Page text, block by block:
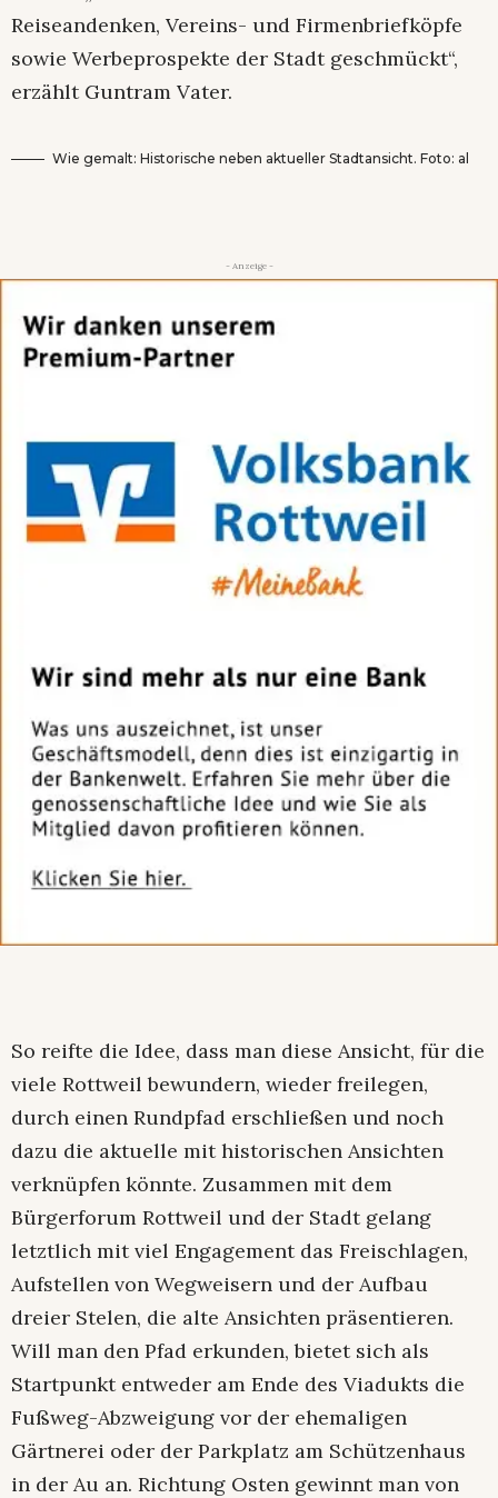
Reiseandenken, Vereins- und Firmenbriefköpfe
sowie Werbeprospekte der Stadt geschmückt“,
erzählt Guntram Vater.
Wie gemalt: Historische neben aktueller Stadtansicht. Foto: al
- Anzeige -
So reifte die Idee, dass man diese Ansicht, für die
viele Rottweil bewundern, wieder freilegen,
durch einen Rundpfad erschließen und noch
dazu die aktuelle mit historischen Ansichten
verknüpfen könnte. Zusammen mit dem
Bürgerforum Rottweil und der Stadt gelang
letztlich mit viel Engagement das Freischlagen,
Aufstellen von Wegweisern und der Aufbau
dreier Stelen, die alte Ansichten präsentieren.
Will man den Pfad erkunden, bietet sich als
Startpunkt entweder am Ende des Viadukts die
Fußweg-Abzweigung vor der ehemaligen
Gärtnerei oder der Parkplatz am Schützenhaus
in der Au an. Richtung Osten gewinnt man von